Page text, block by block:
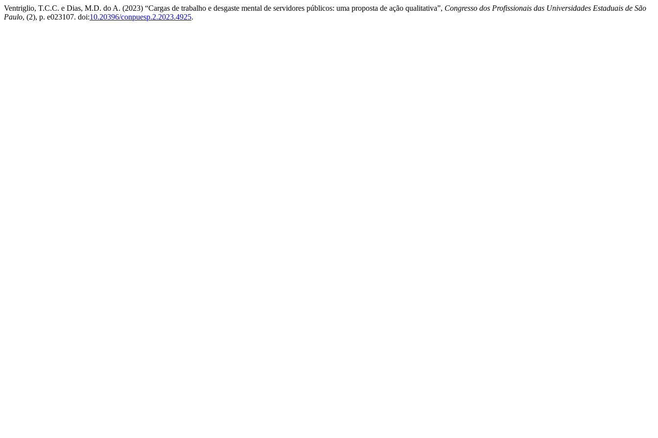
Ventriglio, T.C.C. e Dias, M.D. do A. (2023) “Cargas de trabalho e desgaste mental de servidores públicos: uma proposta de ação qualitativa”, Congresso dos Profissionais das Universidades Estaduais de São
Paulo, (2), p. e023107. doi:10.20396/conpuesp.2.2023.4925.